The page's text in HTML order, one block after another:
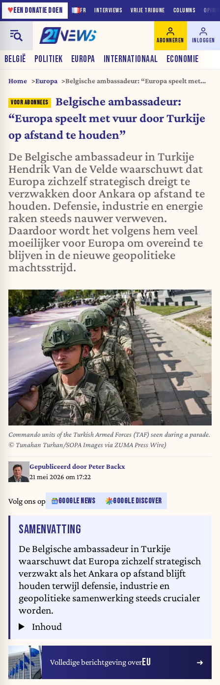
FR INTERVIEWS VRIJE TRIBUNE COLUMNS
♥EEN DONATIE DOEN
BELGIË POLITIEK EUROPA INTERNATIONAAL ECONOMIE
ABONNEREN INLOGGEN
Home Europa
Belgische ambassadeur: “Europa speelt met
Belgische ambassadeur:
“Europa speelt met vuur door Turkije
op afstand te houden”
De Belgische ambassadeur in Turkije
Hendrik Van de Velde waarschuwt dat
Europa zichzelf strategisch dreigt te
verzwakken door Ankara op afstand te
houden. Defensie, industrie en energie
raken steeds nauwer verweven.
Daardoor wordt het volgens hem veel
moeilijker voor Europa om overeind te
blijven in de nieuwe geopolitieke
machtsstrijd.
Commando units of the Turkish Armed Forces (TAF) seen during a parade.
© Tunahan Turhan/SOPA Images via ZUMA Press Wire)
Gepubliceerd doorPeter Backx
21 mei 2026 om 17:22
Volg ons op GOOGLE NEWS GOOGLE DISCOVER
SAMENVATTING
De Belgische ambassadeur in Turkije
waarschuwt dat Europa zichzelf strategisch
verzwakt als het Ankara op afstand blijft
houden terwijl defensie, industrie en
geopolitieke samenwerking steeds crucialer
worden.
Inhoud
Volledige berichtgeving overEU